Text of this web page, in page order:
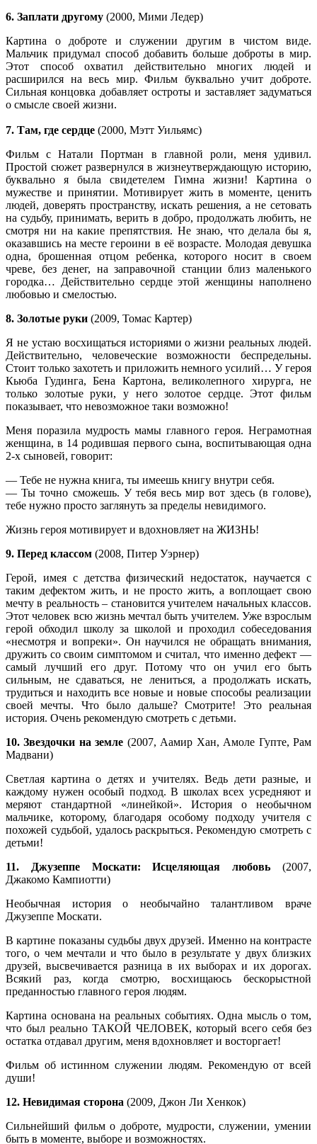
6. Заплати другому (2000, Мими Ледер)
Картина о доброте и служении другим в чистом виде.
Мальчик придумал способ добавить больше доброты в мир.
Этот способ охватил действительно многих людей и
расширился на весь мир. Фильм буквально учит доброте.
Сильная концовка добавляет остроты и заставляет задуматься
о смысле своей жизни.
7. Там, где сердце (2000, Мэтт Уильямс)
Фильм с Натали Портман в главной роли, меня удивил.
Простой сюжет развернулся в жизнеутверждающую историю,
буквально я была свидетелем Гимна жизни! Картина о
мужестве и принятии. Мотивирует жить в моменте, ценить
людей, доверять пространству, искать решения, а не сетовать
на судьбу, принимать, верить в добро, продолжать любить, не
смотря ни на какие препятствия. Не знаю, что делала бы я,
оказавшись на месте героини в её возрасте. Молодая девушка
одна, брошенная отцом ребенка, которого носит в своем
чреве, без денег, на заправочной станции близ маленького
городка… Действительно сердце этой женщины наполнено
любовью и смелостью.
8. Золотые руки (2009, Томас Картер)
Я не устаю восхищаться историями о жизни реальных людей.
Действительно, человеческие возможности беспредельны.
Стоит только захотеть и приложить немного усилий… У героя
Кьюба Гудинга, Бена Картона, великолепного хирурга, не
только золотые руки, у него золотое сердце. Этот фильм
показывает, что невозможное таки возможно!
Меня поразила мудрость мамы главного героя. Неграмотная
женщина, в 14 родившая первого сына, воспитывающая одна
2-х сыновей, говорит:
— Тебе не нужна книга, ты имеешь книгу внутри себя.
— Ты точно сможешь. У тебя весь мир вот здесь (в голове),
тебе нужно просто заглянуть за пределы невидимого.
Жизнь героя мотивирует и вдохновляет на ЖИЗНЬ!
9. Перед классом (2008, Питер Уэрнер)
Герой, имея с детства физический недостаток, научается с
таким дефектом жить, и не просто жить, а воплощает свою
мечту в реальность – становится учителем начальных классов.
Этот человек всю жизнь мечтал быть учителем. Уже взрослым
герой обходил школу за школой и проходил собеседования
«несмотря и вопреки». Он научился не обращать внимания,
дружить со своим симптомом и считал, что именно дефект —
самый лучший его друг. Потому что он учил его быть
сильным, не сдаваться, не лениться, а продолжать искать,
трудиться и находить все новые и новые способы реализации
своей мечты. Что было дальше? Смотрите! Это реальная
история. Очень рекомендую смотреть с детьми.
10. Звездочки на земле (2007, Аамир Хан, Амоле Гупте, Рам
Мадвани)
Светлая картина о детях и учителях. Ведь дети разные, и
каждому нужен особый подход. В школах всех усредняют и
меряют стандартной «линейкой». История о необычном
мальчике, которому, благодаря особому подходу учителя с
похожей судьбой, удалось раскрыться. Рекомендую смотреть с
детьми!
11. Джузеппе Москати: Исцеляющая любовь (2007,
Джакомо Кампиотти)
Необычная история о необычайно талантливом враче
Джузеппе Москати.
В картине показаны судьбы двух друзей. Именно на контрасте
того, о чем мечтали и что было в результате у двух близких
друзей, высвечивается разница в их выборах и их дорогах.
Всякий раз, когда смотрю, восхищаюсь бескорыстной
преданностью главного героя людям.
Картина основана на реальных событиях. Одна мысль о том,
что был реально ТАКОЙ ЧЕЛОВЕК, который всего себя без
остатка отдавал другим, меня вдохновляет и восторгает!
Фильм об истинном служении людям. Рекомендую от всей
души!
12. Невидимая сторона (2009, Джон Ли Хенкок)
Сильнейший фильм о доброте, мудрости, служении, умении
быть в моменте, выборе и возможностях.